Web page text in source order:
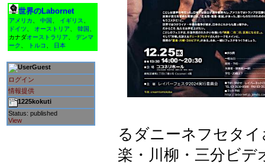
世界のLabornet
アメリカ 中国 イギリス
ドイツ
オーストリア 韓国
カナダオーストラリア
デンマ
ーク
トルコ 日本
Guest
ログイン
情報提供
1225kokuti
Status: published
View
るダニーネフセタ
楽・川柳・三分ビ